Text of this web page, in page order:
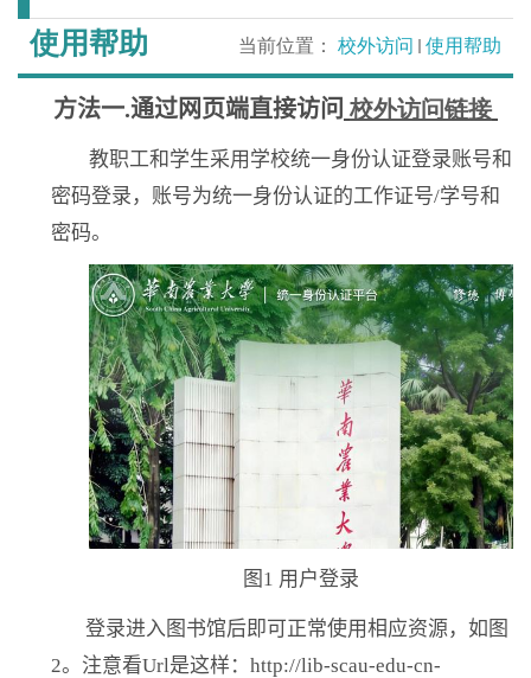
当前位置： 校外访问 使用帮助
使用帮助
方法一.通过网页端直接访问 校外访问链接
教职工和学生采用学校统一身份认证登录账号和
密码登录，账号为统一身份认证的工作证号/学号和
密码。
图 1 用户登录
登录进入图书馆后即可正常使用相应资源，如图
2。注意看Url是这样： http://lib-scau-edu-cn-